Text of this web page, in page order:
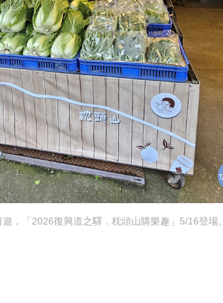
，「2026復興道之驛．枕頭山購樂趣」5/16登場。